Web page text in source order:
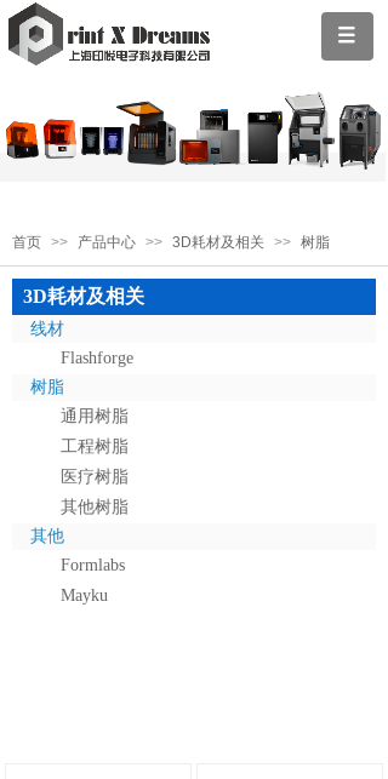
首页 >> 产品中心 >> 3D耗材及相关 >> 树脂
3D耗材及相关
线材
Flashforge
树脂
通用树脂
工程树脂
医疗树脂
其他树脂
其他
Formlabs
Mayku